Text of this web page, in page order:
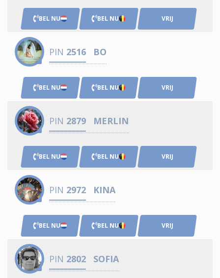
BEL NU BEL NU VRIJ
PIN 2516 BO
BEL NU BEL NU VRIJ
PIN 2879 MERLIN
BEL NU BEL NU VRIJ
PIN 2972 KINA
BEL NU BEL NU VRIJ
PIN 2802 SOFIA